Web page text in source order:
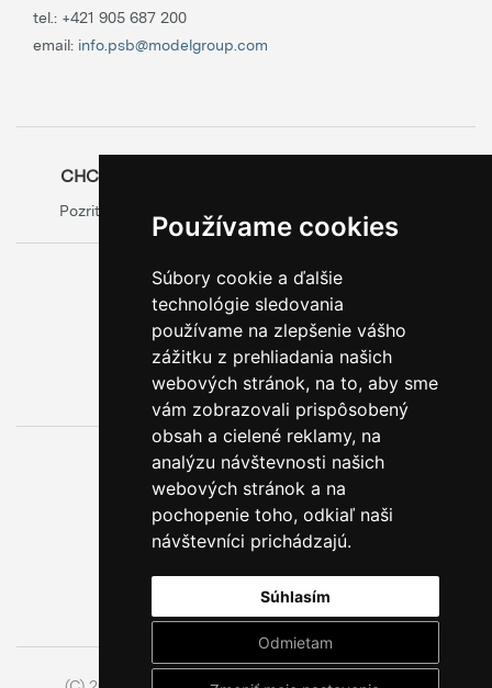
Používame cookies
Súbory cookie a ďalšie
technológie sledovania
používame na zlepšenie vášho
zážitku z prehliadania našich
webových stránok, na to, aby sme
vám zobrazovali prispôsobený
obsah a cielené reklamy, na
analýzu návštevnosti našich
webových stránok a na
pochopenie toho, odkiaľ naši
návštevníci prichádzajú.
Súhlasím
Odmietam
tel.: +421 905 687 200
email: info.psb@modelgroup.com
CHCETE SA O OBALOCH DOZVEDIEŤ VIAC?
Pozrite si oficiálny web výrobcu obalov
0800 888 123
BEZPLATNÁ INFOLINKA